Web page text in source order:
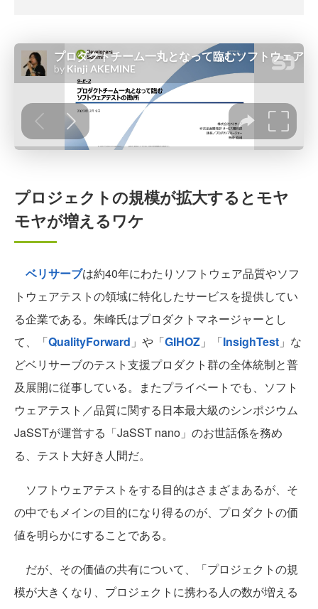
プロジェクトの規模が拡大するとモヤ
モヤが増えるワケ
ベリサーブは約40年にわたりソフトウェア品質やソフ
トウェアテストの領域に特化したサービスを提供してい
る企業である。朱峰氏はプロダクトマネージャーとし
て、「QualityForward 」や「GIHOZ 」「InsighTest 」な
どベリサーブのテスト支援プロダクト群の全体統制と普
及展開に従事している。またプライベートでも、ソフト
ウェアテスト／品質に関する日本最大級のシンポジウム
JaSSTが運営する「JaSST nano」のお世話係を務め
る、テスト大好き人間だ。
ソフトウェアテストをする目的はさまざまあるが、そ
の中でもメインの目的になり得るのが、プロダクトの価
値を明らかにすることである。
だが、その価値の共有について、「プロジェクトの規
模が大きくなり、プロジェクトに携わる人の数が増える